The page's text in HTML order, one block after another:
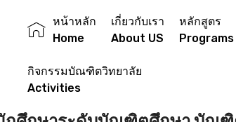
หน้าหลัก
Home
เกี่ยวกับเรา
About US
หลักสูตร
Programs
กิจกรรมบัณฑิตวิทยาลัย
Activities